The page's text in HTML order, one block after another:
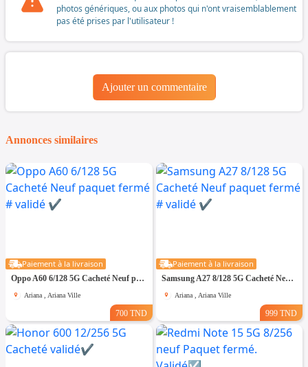
photos génériques, ou aux photos qui n'ont vraisemblablement
pas été prises par l'utilisateur !
Ajouter un commentaire
Annonces similaires
Paiement à la livraison
Oppo A60 6/128 5G Cacheté Neuf paquet fermé # validé ✔️
Ariana , Ariana Ville
700 TND
Paiement à la livraison
Samsung A27 8/128 5G Cacheté Neuf paquet fermé # validé ✔️
Ariana , Ariana Ville
999 TND